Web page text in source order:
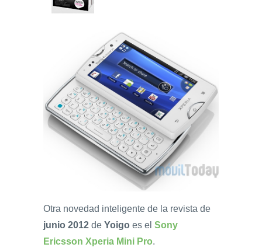
Otra novedad inteligente de la revista de
junio 2012 de Yoigo es el Sony
Ericsson Xperia Mini Pro.